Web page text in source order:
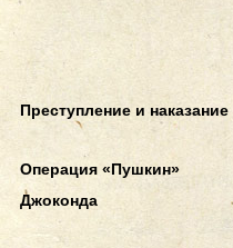
Преступление и наказание
Операция «Пушкин»
Джоконда